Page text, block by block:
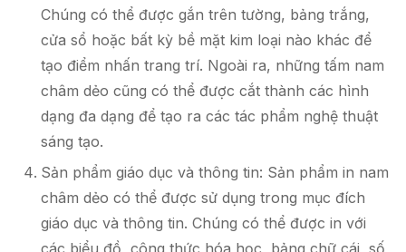
Chúng có thể được gắn trên tường, bảng trắng,
cửa sổ hoặc bất kỳ bề mặt kim loại nào khác để
tạo điểm nhấn trang trí. Ngoài ra, những tấm nam
châm dẻo cũng có thể được cắt thành các hình
dạng đa dạng để tạo ra các tác phẩm nghệ thuật
sáng tạo.
Sản phẩm giáo dục và thông tin: Sản phẩm in nam
châm dẻo có thể được sử dụng trong mục đích
giáo dục và thông tin. Chúng có thể được in với